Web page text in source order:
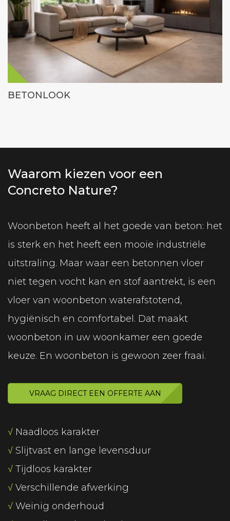
BETONLOOK
Waarom kiezen voor een
Concreto Nature?
Woonbeton heeft al het goede van beton: het
is sterk en het heeft een mooie industriële
uitstraling. Maar waar een betonnen vloer
niet tegen vocht kan en stof aantrekt, is een
vloer van woonbeton waterafstotend,
hygiënisch en comfortabel. Dat maakt
woonbeton in uw woonkamer een goede
keuze. En woonbeton is gewoon zeer fraai.
VRAAG DIRECT EEN OFFERTE AAN
√ Naadloos karakter
√ Slijtvast en lange levensduur
√ Tijdloos karakter
√ Verschillende afwerking
√ Weinig onderhoud